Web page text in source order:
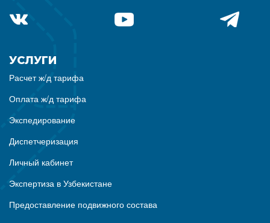
УСЛУГИ
Расчет ж/д тарифа
Оплата ж/д тарифа
Экспедирование
Диспетчеризация
Личный кабинет
Экспертиза в Узбекистане
Предоставление подвижного состава